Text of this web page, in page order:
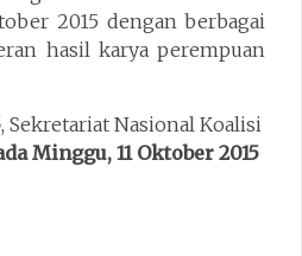
2015 dengan berbagai
hasil karya perempuan
, Sekretariat Nasional Koalisi
Minggu, 11 Oktober 2015